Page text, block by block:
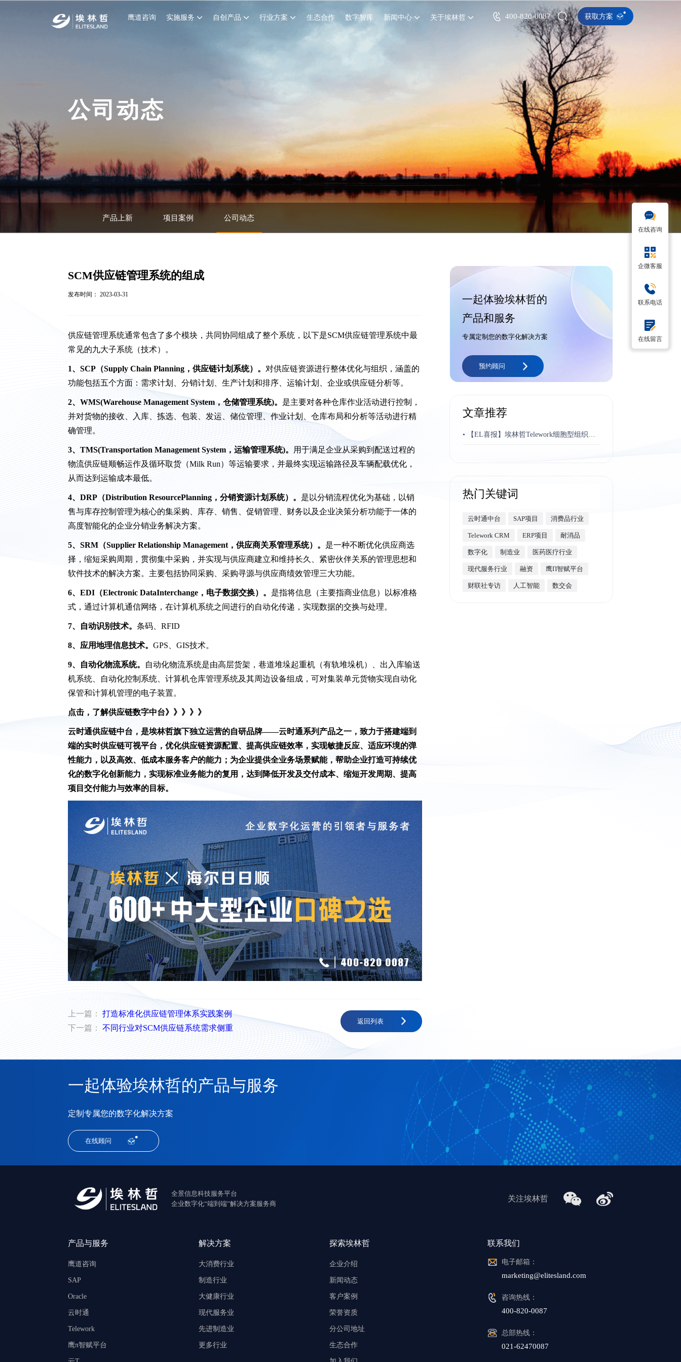
鹰道咨询 实施服务 自创产品 行业方案 生态合作 数字智库 新闻中心 关于埃林哲 400-820-0087 获取方案
公司动态
产品上新 项目案例 公司动态
SCM供应链管理系统的组成
发布时间： 2023-03-31
供应链管理系统通常包含了多个模块，共同协同组成了整个系统，以下是SCM供应链管理系统中最
常见的九大子系统（技术）。
1、SCP（Supply Chain Planning，供应链计划系统）。 对供应链资源进行整体优化与组织，涵盖的
功能包括五个方面：需求计划、分销计划、生产计划和排序、运输计划、企业或供应链分析等。
2、WMS(Warehouse Management System，仓储管理系统)。 是主要对各种仓库作业活动进行控制，
并对货物的接收、入库、拣选、包装、发运、储位管理、作业计划、仓库布局和分析等活动进行精
确管理。
3、TMS(Transportation Management System，运输管理系统)。用于满足企业从采购到配送过程的
物流供应链顺畅运作及循环取货（Milk Run）等运输要求，并最终实现运输路径及车辆配载优化，
从而达到运输成本最低。
4、DRP（Distribution ResourcePlanning，分销资源计划系统）。 是以分销流程优化为基础，以销
售与库存控制管理为核心的集采购、库存、销售、促销管理、财务以及企业决策分析功能于一体的
高度智能化的企业分销业务解决方案。
5、SRM（Supplier Relationship Management，供应商关系管理系统）。 是一种不断优化供应商选
择，缩短采购周期，贯彻集中采购，并实现与供应商建立和维持长久、紧密伙伴关系的管理思想和
软件技术的解决方案。主要包括协同采购、采购寻源与供应商绩效管理三大功能。
6、EDI（Electronic DataInterchange，电子数据交换）。 是指将信息（主要指商业信息）以标准格
式，通过计算机通信网络，在计算机系统之间进行的自动化传递，实现数据的交换与处理。
7、自动识别技术。条码、RFID
8、应用地理信息技术。GPS、GIS技术。
9、自动化物流系统。 自动化物流系统是由高层货架，巷道堆垛起重机（有轨堆垛机）、出入库输送
机系统、自动化控制系统、计算机仓库管理系统及其周边设备组成，可对集装单元货物实现自动化
保管和计算机管理的电子装置。
点击，了解供应链数字中台》》》》》
云时通供应链中台，是埃林哲旗下独立运营的自研品牌——云时通系列产品之一，致力于搭建端到
端的实时供应链可视平台，优化供应链资源配置、提高供应链效率，实现敏捷反应、适应环境的弹
性能力，以及高效、低成本服务客户的能力；为企业提供全业务场景赋能，帮助企业打造可持续优
化的数字化创新能力，实现标准业务能力的复用，达到降低开发及交付成本、缩短开发周期、提高
项目交付能力与效率的目标。
上一篇：打造标准化供应链管理体系实践案例
下一篇：不同行业对SCM供应链系统需求侧重
返回列表
一起体验埃林哲的
产品和服务
专属定制您的数字化解决方案
预约顾问
文章推荐
•
热门关键词
云时通中台 SAP项目 消费品行业
Telework CRM ERP项目 耐消品
数字化 制造业 医药医疗行业
现代服务行业 融资 鹰Π智赋平台
财联社专访 人工智能 数交会
一起体验埃林哲的产品与服务
定制专属您的数字化解决方案
在线顾问
全景信息科技服务平台
企业数字化“端到端”解决方案服务商
关注埃林哲
产品与服务
鹰道咨询
SAP
Oracle
云时通
Telework
鹰π智赋平台
解决方案
大消费行业
制造行业
大健康行业
现代服务业
先进制造业
更多行业
探索埃林哲
企业介绍
新闻动态
客户案例
荣誉资质
分公司地址
生态合作
联系我们
电子邮箱：
marketing@elitesland.com
咨询热线：
400-820-0087
总部热线：
021-62470087
在线咨询
企微客服
联系电话
在线留言